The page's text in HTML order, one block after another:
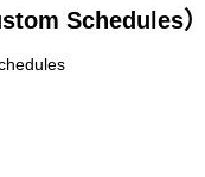
Schedules